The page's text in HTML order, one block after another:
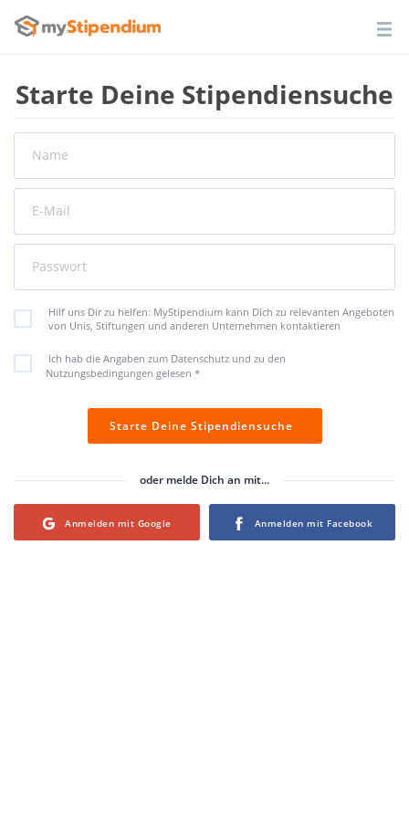
Starte Deine Stipendiensuche
Name
E-Mail
Passwort
Hilf uns Dir zu helfen: MyStipendium kann Dich zu relevanten Angeboten
von Unis, Stiftungen und anderen Unternehmen kontaktieren
Ich hab die Angaben zum Datenschutz und zu den
Nutzungsbedingungen gelesen *
Starte Deine Stipendiensuche
oder melde Dich an mit...
Login with Google Login with Facebook